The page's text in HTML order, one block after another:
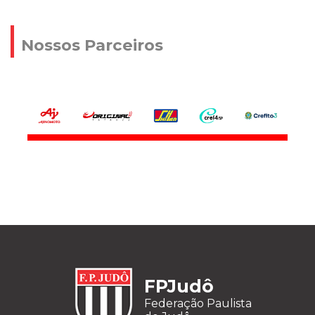
Nossos Parceiros
FPJudô
Federação Paulista